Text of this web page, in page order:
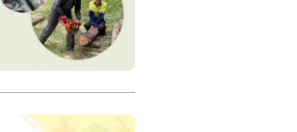
森の京都
体験
林業 里山